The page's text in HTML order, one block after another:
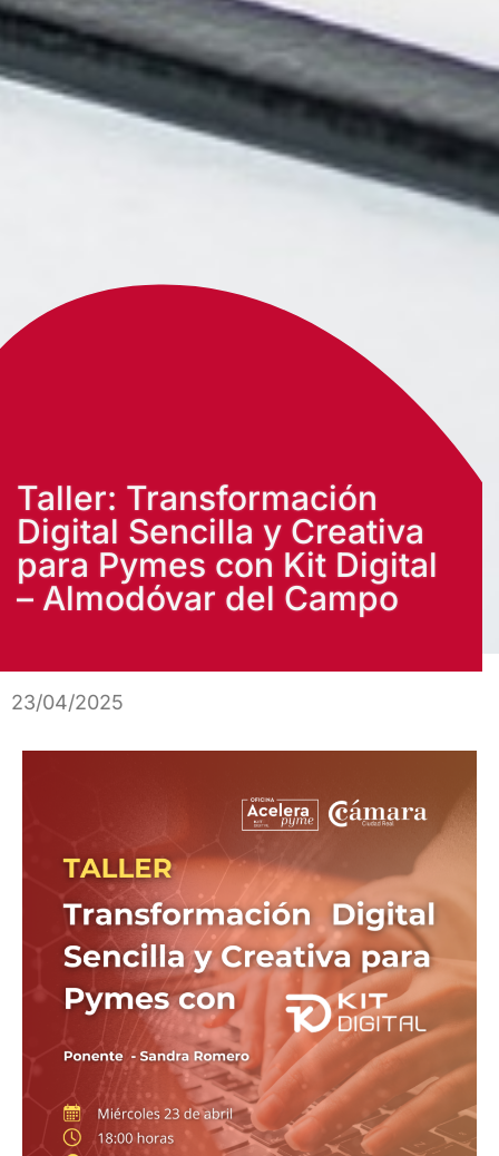
Taller: Transformación
Digital Sencilla y Creativa
para Pymes con Kit Digital
– Almodóvar del Campo
23/04/2025